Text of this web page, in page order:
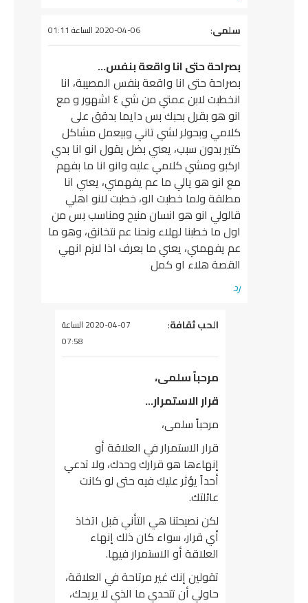
يقول
سلمى: 2020-04-06 الساعة 01:11
بصراحة حتى انا واقعة بنفس…
بصراحة حتى انا واقعة بنفس المصيبة، انا
انخطبت لابن عمتي من شي ٤ اشهور و مع
انو هو بقرل بحبك بس دايما بدقق على
كلامي وبحولر لشي تاني وبيعمل مشاكل
كتير بدون سبب، يعني بضل يقول انو انا بدي
اركبو ومشي كلامي عليه وانو انا ما بفهم
مع انو هو يالي ما عم يفهمني، يعني انا
مطلقة ولما خطبت الو، خطبت لانو اهلي
قالولي انو هو انسان منيح ومناسب بس من
اول ما خطبنا لهلاء ونحنا عم نتخانق، وهو ما
عم يفهمني، يعني ما بعرف اذا لازم انهي
القصة هلاء او كمل
رد
يقول
الحب ثقافة:
2020-04-07 الساعة
07:58
مرحباً سلمى،
قرار الاستمرار…
مرحباً سلمى،
قرار الاستمرار في العلاقة أو
إنهاءها هو قرارك وحدك، ولا تدعي
أحداً يؤثر عليك فيه حتى لو كانت
عائلتك.
لكن نصيحتنا هي التأني قبل اتخاذ
أي قرار، سواء كان ذلك إنهاء
العلاقة أو الاستمرار فيها.
تقولين إنك غير مرتاحة في العلاقة،
حاولي أن تتحدي ما الذي لا يريحك،